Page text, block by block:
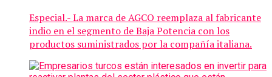
Especial.- La marca de AGCO reemplaza al fabricante
indio en el segmento de Baja Potencia con los
productos suministrados por la compañía italiana.